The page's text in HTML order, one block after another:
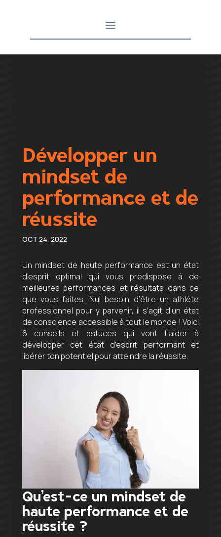
Développer un
mindset de
performance et de
réussite
OCT 24, 2022
Un mindset de haute performance est un état
d’esprit optimal qui vous prédispose à de
meilleures performances et résultats dans ce
que vous faites. Nul besoin d’être un athlète
professionnel pour y parvenir, il s’agit d’un état
de conscience accessible à tout le monde ! Voici
6 conseils et astuces qui vont t’aider à
développer cet état d’esprit performant et
libérer ton potentiel pour atteindre la réussite.
Qu’est-ce un mindset de
haute performance et de
réussite ?